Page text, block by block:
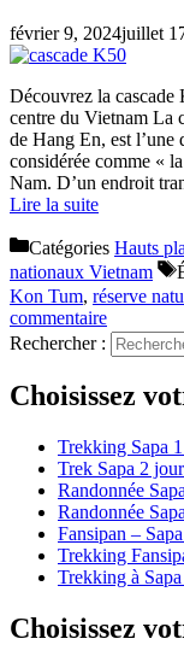
février 9, 2024juillet
Découvrez la cascade
centre du Vietnam La
de Hang En, est l’une
considérée comme «
Nam. D’un endroit
Lire la suite
Catégories Hauts
nationaux Vietnam
Kon Tum, réserve
commentaire
Rechercher :
Choisissez
Trekking Sapa
Trek Sapa 2
Randonnée
Randonnée
Fansipan –
Trekking
Trekking à
Choisissez